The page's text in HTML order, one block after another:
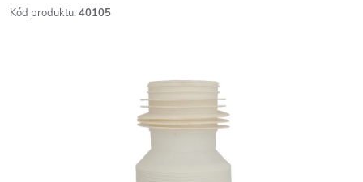
Kód produktu: 40105